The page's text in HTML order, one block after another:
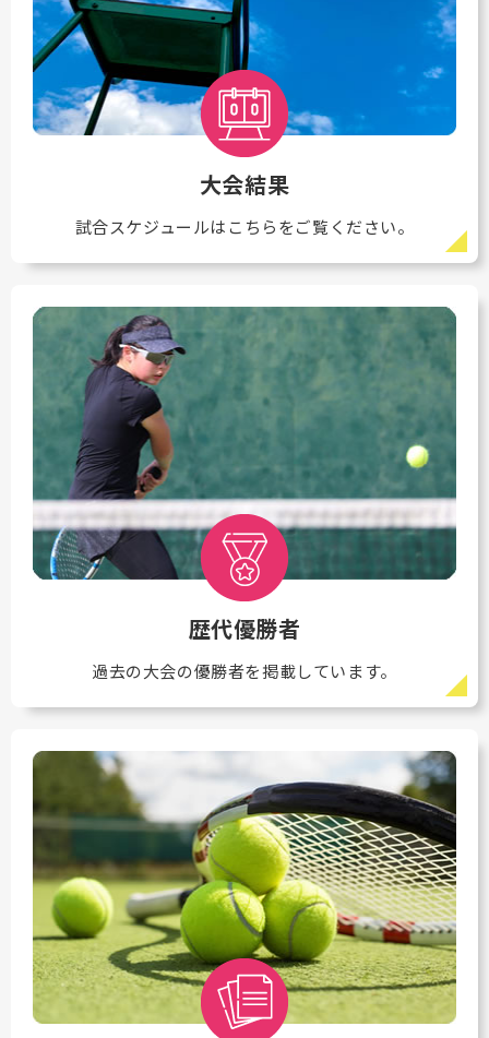
大会結果
試合スケジュールはこちらをご覧ください。
歴代優勝者
過去の大会の優勝者を掲載しています。